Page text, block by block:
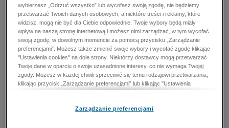
wybierzesz „Odrzuć wszystko” lub wycofasz swoją zgodę, nie będziemy
przetwarzać Twoich danych osobowych, a niektóre treści i reklamy, które
widzisz, mogą nie być dla Ciebie odpowiednie. Twoje wybory będą miały
wpływ na naszą stronę internetową i możesz nimi zarządzać, w tym wycofać
swoją zgodę, w dowolnym momencie za pomocą przycisku „Zarządzanie
preferencjami”. Możesz także zmienić swoje wybory i wycofać zgodę klikając
"Ustawienia cookies" na dole strony. Niektórzy dostawcy mogą przetwarzać
Twoje dane w oparciu o swoje uzasadnione interesy, co nie wymaga Twojej
zgody. Możesz w każdej chwili sprzeciwić się temu rodzajowi przetwarzania,
klikając przycisk „Zarządzanie preferencjami” lub klikając "Ustawienia
cookies" na dole strony. Nie możesz sprzeciwić się przetwarzaniu przez
zapobiegania oszustwom i naprawiania błędów, a w tym celu mogą zostać
Zarządzanie preferencjami